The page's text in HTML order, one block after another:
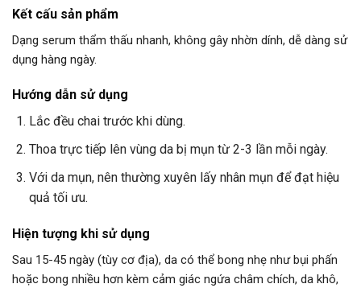
Kết cấu sản phẩm
Dạng serum thẩm thấu nhanh, không gây nhờn dính, dễ dàng sử
dụng hàng ngày.
Hướng dẫn sử dụng
Lắc đều chai trước khi dùng.
Thoa trực tiếp lên vùng da bị mụn từ 2-3 lần mỗi ngày.
Với da mụn, nên thường xuyên lấy nhân mụn để đạt hiệu
quả tối ưu.
Hiện tượng khi sử dụng
Sau 15-45 ngày (tùy cơ địa), da có thể bong nhẹ như bụi phấn
hoặc bong nhiều hơn kèm cảm giác ngứa châm chích, da khô,